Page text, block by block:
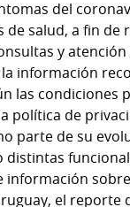
del
de salud, a fin de
y
información
las condiciones
política de
parte de su
distintas
información
el reporte